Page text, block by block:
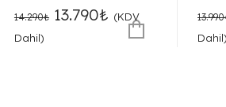
14.290₺ Orijinal
13.790₺Şu
andaki
(KDV
Dahil)
13.990
Dahil)